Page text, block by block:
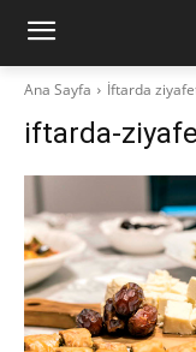
Ana Sayfa İftarda
iftarda-